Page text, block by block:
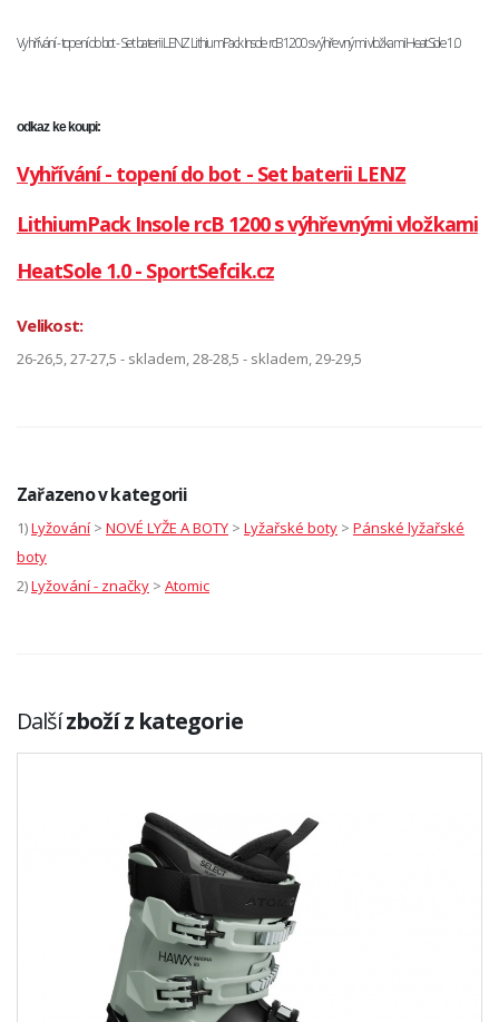
Vyhřívání - topení do bot - Set baterii LENZ LithiumPack Insole rcB 1200 s výhřevnými vložkami HeatSole 1.0
odkaz ke koupi:
Vyhřívání - topení do bot - Set baterii LENZ
LithiumPack Insole rcB 1200 s výhřevnými vložkami
HeatSole 1.0 - SportSefcik.cz
Velikost:
26-26,5, 27-27,5 - skladem, 28-28,5 - skladem, 29-29,5
Zařazeno v kategorii
1)Lyžování > NOVÉ LYŽE A BOTY > Lyžařské boty > Pánské lyžařské
boty
2)Lyžování - značky > Atomic
Dalšízboží z kategorie